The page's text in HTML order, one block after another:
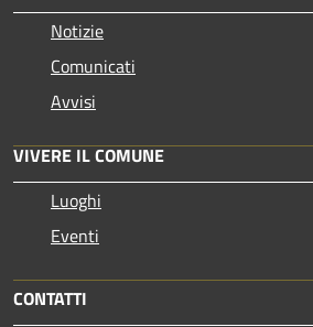
Notizie
Comunicati
Avvisi
VIVERE IL COMUNE
Luoghi
Eventi
CONTATTI